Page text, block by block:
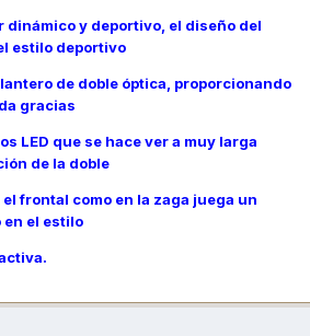
dinámico y deportivo, el diseño del
estilo deportivo
de doble óptica, proporcionando
gracias
LED que se hace ver a muy larga
de la doble
frontal como en la zaga juega un
en el estilo